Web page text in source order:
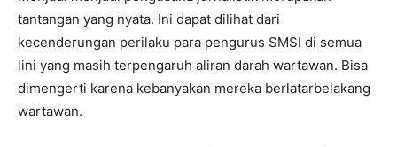
tantangan yang nyata. Ini dapat dilihat dari
kecenderungan perilaku para pengurus SMSI di semua
lini yang masih terpengaruh aliran darah wartawan. Bisa
dimengerti karena kebanyakan mereka berlatarbelakang
wartawan.